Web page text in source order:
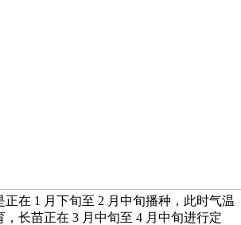
在 1 月下旬至 2 月中旬播种，此时气温
长苗正在 3 月中旬至 4 月中旬进行定